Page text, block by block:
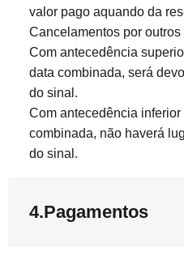
valor pago aquando da
Cancelamentos por outros
Com antecedência
data combinada, será
do sinal.
Com antecedência inferior
combinada, não haverá
do sinal.
4.Pagamentos